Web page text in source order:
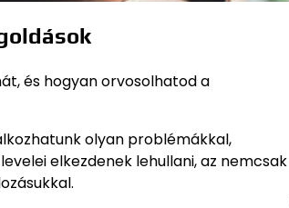
és hogyan orvosolhatod a
olyan problémákkal,
elkezdenek lehullani, az nemcsak